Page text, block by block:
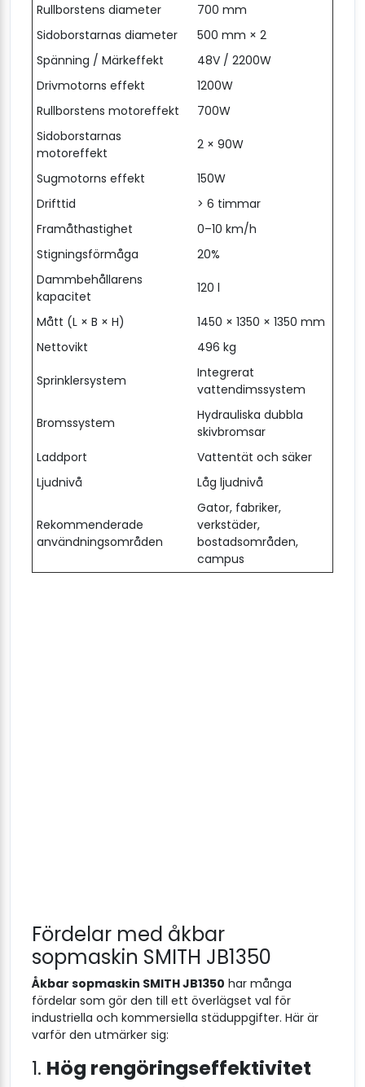
Rullborstens diameter
700 mm
Sidoborstarnas diameter
500 mm × 2
Spänning / Märkeffekt
48V / 2200W
Drivmotorns effekt
1200W
Rullborstens motoreffekt
700W
Sidoborstarnas
motoreffekt
2 × 90W
Sugmotorns effekt
150W
Drifttid
> 6 timmar
Framåthastighet
0–10 km/h
Stigningsförmåga
20%
Dammbehållarens
kapacitet
120 l
Mått (L × B × H)
1450 × 1350 × 1350 mm
Nettovikt
496 kg
Sprinklersystem
Integrerat
vattendimssystem
Bromssystem
Hydrauliska dubbla
skivbromsar
Laddport
Vattentät och säker
Ljudnivå
Låg ljudnivå
Rekommenderade
användningsområden
Gator, fabriker,
verkstäder,
bostadsområden,
campus
Fördelar med åkbar
sopmaskin SMITH JB1350
Åkbar sopmaskin SMITH JB1350 har många
fördelar som gör den till ett överlägset val för
industriella och kommersiella städuppgifter. Här är
varför den utmärker sig:
1. Hög rengöringseffektivitet